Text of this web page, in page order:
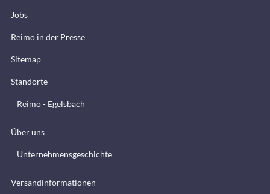
Jobs
Reimo in der Presse
Sitemap
Standorte
Reimo - Egelsbach
Über uns
Unternehmensgeschichte
Versandinformationen